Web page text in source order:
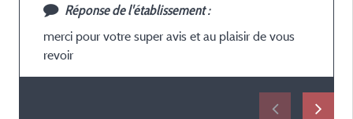
Réponse de l'établissement :
merci pour votre super avis et au plaisir de vous
revoir